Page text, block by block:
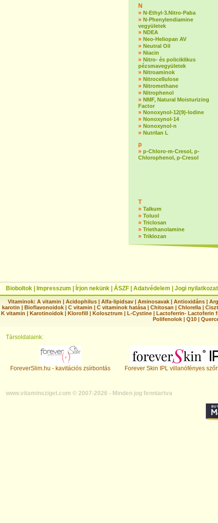
N
» N-Ethyl-3.Nitro-Paba
» N-Phenylendiamine
vegyületek
» NDEA
» Neo-Heliopan AV
» Neutral Oil
» Niacin
» Nitro- és policiklikus
pézsmavegyületek
» Nitroaminok
» Nitrocellulose
» Nitromethane
» Nitrophenol
» NMF, Natural Moisturizing
Factor
» Nonoxynol-12(9)-lodine
» Nonoxynol-14
» Nonoxynol-n
» Nutrilan L
p
» p-Chloro-m-Cresol, p-
Chlorophenol, p-Cresol
T
» Talkum
» Toluol
» Triclosan
» Triethanolamine
» Triklozan
Bioboltok Impresszum Írjon nekünk ÁSZF Adatvédelem Jogi nyilatkozat
Vitaminok: A vitamin |Acidophilus |Alfa-lipidsav |Aminosavak |Antioxidáns |
karotin | Bioflavonoidok | C vitamin | C vitaminok hatása | Chitosan | Chlorella |
K vitamin | Karotinoidok | Klorofill | Kolosztrum | L-Cystine | Lactoferrin- Lactoferin
Polifenolok |Q10 |
Társoldalaink:
ForeverSlim.hu - kavitációs zsírbontás Forever Skin IPL villanófényes
www.vitaminsziget.com © 2007-2026 - Minden jog fenntartva